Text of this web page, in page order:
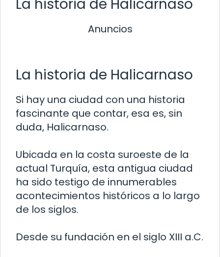
La historia de Halicarnaso
Anuncios
La historia de Halicarnaso
Si hay una ciudad con una historia
fascinante que contar, esa es, sin
duda, Halicarnaso.
Ubicada en la costa suroeste de la
actual Turquía, esta antigua ciudad
ha sido testigo de innumerables
acontecimientos históricos a lo largo
de los siglos.
Desde su fundación en el siglo XIII a.C.